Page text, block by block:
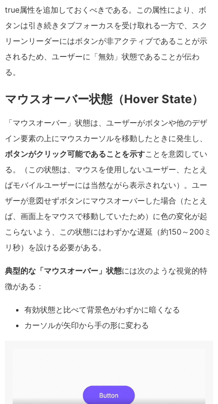
true属性を追加しておくべきである。この属性により、ボ
タンは引き続きタブフォーカスを受け取れる一方で、スク
リーンリーダーにはボタンが非アクティブであることが示
されるため、ユーザーに「無効」状態であることが伝わ
る。
マウスオーバー状態（Hover State）
「マウスオーバー」状態は、ユーザーがボタンや他のデザ
イン要素の上にマウスカーソルを移動したときに発生し、
ボタンがクリック可能であることを示すことを意図してい
る。（この状態は、マウスを使用しないユーザー、たとえ
ばモバイルユーザーには当然ながら表示されない）。ユー
ザーが意図せずボタンにマウスオーバーした場合（たとえ
ば、画面上をマウスで移動していたため）に色の変化が起
こらないよう、この状態にはわずかな遅延（約150～200ミ
リ秒）を設ける必要がある。
典型的な「マウスオーバー」状態には次のような視覚的特
徴がある：
有効状態と比べて背景色がわずかに暗くなる
カーソルが矢印から手の形に変わる